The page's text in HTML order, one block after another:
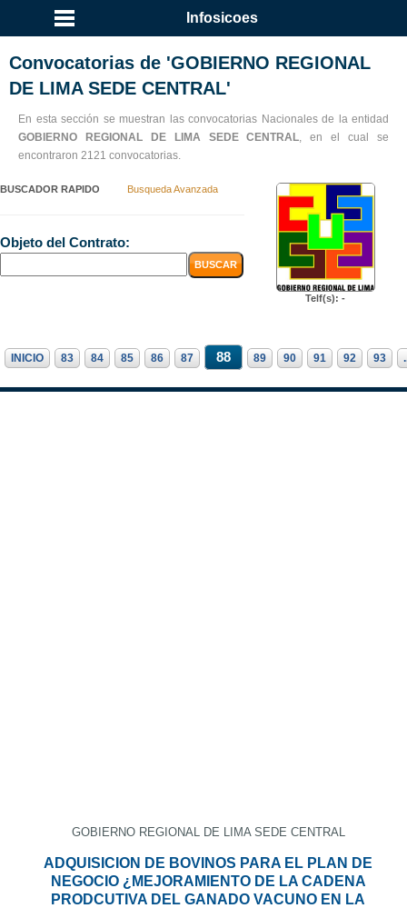
Infosicoes
Convocatorias de 'GOBIERNO REGIONAL
DE LIMA SEDE CENTRAL'
En esta sección se muestran las convocatorias Nacionales de la entidad
GOBIERNO REGIONAL DE LIMA SEDE CENTRAL, en el cual se
encontraron 2121 convocatorias.
BUSCADOR RAPIDO Busqueda Avanzada
Objeto del Contrato:
Telf(s): -
INICIO 83 84 85 86 87 88 89 90 91 92 93
GOBIERNO REGIONAL DE LIMA SEDE CENTRAL
ADQUISICION DE BOVINOS PARA EL PLAN DE
NEGOCIO ¿MEJORAMIENTO DE LA CADENA
PRODCUTIVA DEL GANADO VACUNO EN LA